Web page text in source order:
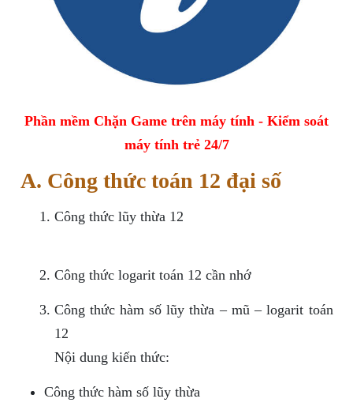
Phần mềm Chặn Game trên máy tính - Kiểm soát
máy tính trẻ 24/7
A. Công thức toán 12 đại số
Công thức lũy thừa 12
Công thức logarit toán 12 cần nhớ
Công thức hàm số lũy thừa – mũ – logarit toán
12
Nội dung kiến thức:
Công thức hàm số lũy thừa